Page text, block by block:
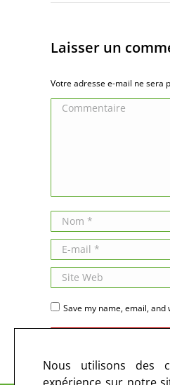
Laisser un
Votre adresse e-mail ne sera
Commentaire
Nom *
E-mail *
Site Web
Save my name, email,
Nous utilisons des